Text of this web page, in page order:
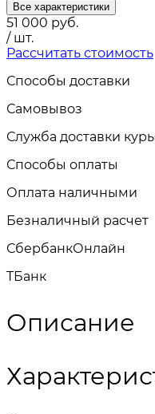
Все характеристики
51 000 руб.
/ шт.
Рассчитать стоимость
Способы доставки
Самовывоз
Служба доставки
Способы оплаты
Оплата наличными
Безналичный расчет
СбербанкОнлайн
TБанк
Описание